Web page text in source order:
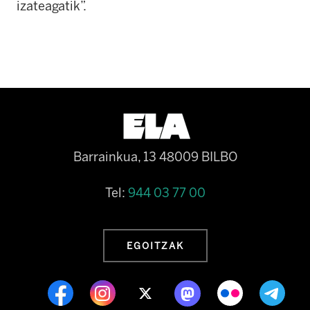
izateagatik”.
Barrainkua, 13 48009 BILBO
Tel: 944 03 77 00
EGOITZAK